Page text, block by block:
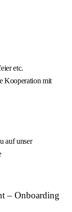
etc.
Kooperation mit
auf unser
– Onboarding